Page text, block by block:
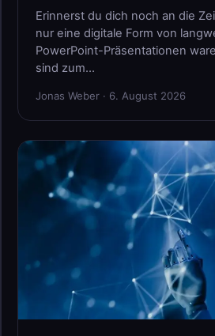
Erinnerst du dich noch an die
nur eine digitale Form von
PowerPoint-Präsentationen
sind zum…
Jonas Weber · 6. August 2026